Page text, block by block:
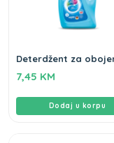
Deterdžent za
7,45 KM
Dodaj u korpu